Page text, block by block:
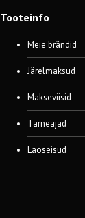
Tooteinfo
Meie brändid
Järelmaksud
Makseviisid
Tarneajad
Laoseisud